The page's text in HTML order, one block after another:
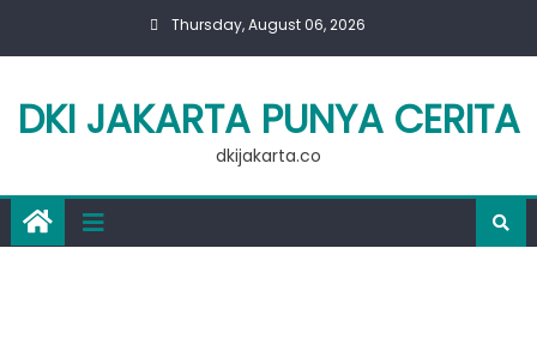
Thursday, August 06, 2026
DKI JAKARTA PUNYA CERITA
dkijakarta.co